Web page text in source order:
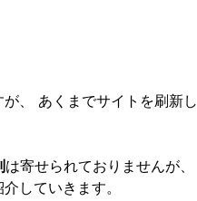
、 あくまでサイトを刷新し
は寄せられておりませんが、
していきます。